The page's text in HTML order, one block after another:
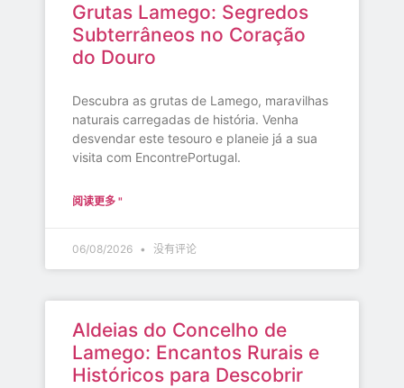
Grutas Lamego: Segredos
Subterrâneos no Coração
do Douro
Descubra as grutas de Lamego, maravilhas
naturais carregadas de história. Venha
desvendar este tesouro e planeie já a sua
visita com EncontrePortugal.
阅读更多 "
06/08/2026 没有评论
Aldeias do Concelho de
Lamego: Encantos Rurais e
Históricos para Descobrir